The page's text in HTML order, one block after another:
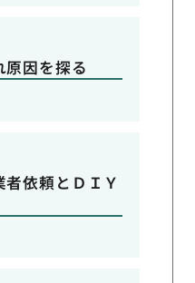
原因を探る
依頼とＤＩＹ